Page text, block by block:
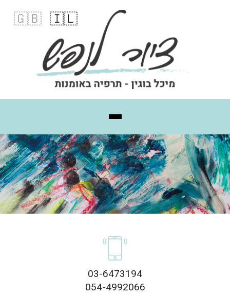
🇮🇱
🇬🇧
03-6473194
054-4992066